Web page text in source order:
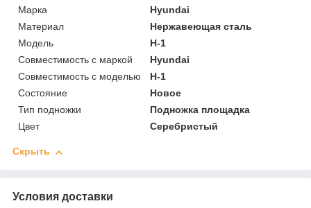
Марка
Hyundai
Материал
Нержавеющая сталь
Модель
H-1
Совместимость с маркой
Hyundai
Совместимость с моделью
H-1
Состояние
Новое
Тип подножки
Подножка площадка
Цвет
Серебристый
Скрыть
Условия доставки